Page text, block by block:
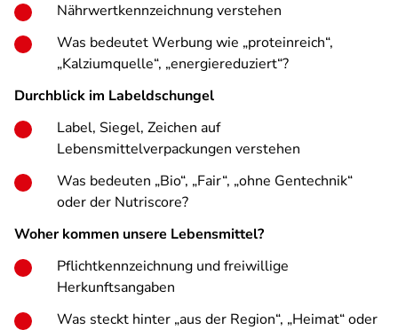
Nährwertkennzeichnung verstehen
Was bedeutet Werbung wie „proteinreich“,
„Kalziumquelle“, „energiereduziert“?
Durchblick im Labeldschungel
Label, Siegel, Zeichen auf
Lebensmittelverpackungen verstehen
Was bedeuten „Bio“, „Fair“, „ohne Gentechnik“
oder der Nutriscore?
Woher kommen unsere Lebensmittel?
Pflichtkennzeichnung und freiwillige
Herkunftsangaben
Was steckt hinter „aus der Region“, „Heimat“ oder